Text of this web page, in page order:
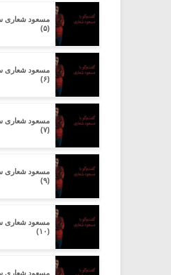
مسعود شعاری
(۵)
مسعود شعاری
(۶)
مسعود شعاری
(۷)
مسعود شعاری
(۹)
مسعود شعاری
(۱۰)
مسعود شعاری